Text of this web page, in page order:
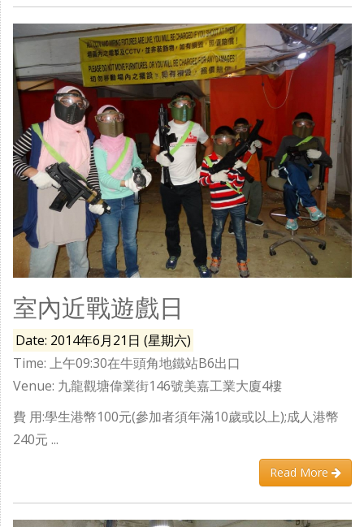
室內近戰遊戲日
Date: 2014年6月21日 (星期六)
Time: 上午09:30在牛頭角地鐵站B6出口
Venue: 九龍觀塘偉業街146號美嘉工業大廈4樓
費 用:學生港幣100元(參加者須年滿10歲或以上);成人港幣
240元 ...
Read More